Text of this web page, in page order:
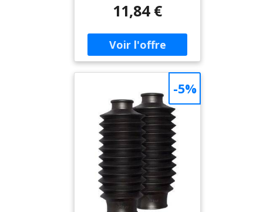
Taschenbuch,
numberOfPages : 144,
publicationDate : 2015-02-
24, authors : Sami Khaldi,
ISBN : 2340003474
11,84 €
-5%